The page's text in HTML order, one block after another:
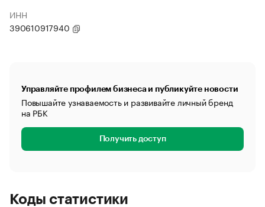
ИНН
390610917940
Управляйте профилем бизнеса и публикуйте новости
Повышайте узнаваемость и развивайте личный бренд
на РБК
Получить доступ
Коды статистики